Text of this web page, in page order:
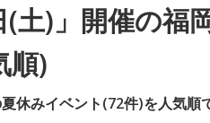
土)」開催の福
順)
休みイベント(72件)を人気順